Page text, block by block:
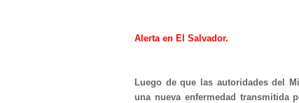
Alerta en El Salvador.
Luego de que las autoridades del
una nueva enfermedad transmitida